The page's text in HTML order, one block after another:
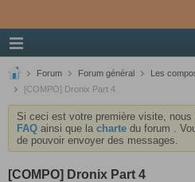
Forum Forum général
Les
[COMPO] Dronix Part 4
Si ceci est votre première visite,
FAQ ainsi que la charte du forum .
de pouvoir envoyer des messages.
[COMPO] Dronix Part 4